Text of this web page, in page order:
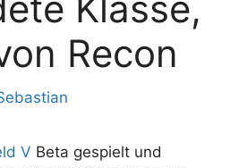
Recon
V Beta gespielt und